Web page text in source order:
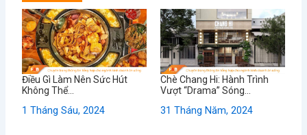
Điều Gì Làm Nên Sức Hút
Không Thể...
1 Tháng Sáu, 2024
Chè Chang Hi: Hành Trình
Vượt “Drama” Sóng...
31 Tháng Năm, 2024